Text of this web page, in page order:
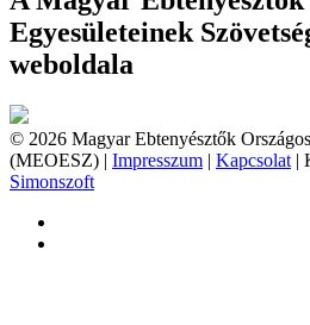
Egyesületeinek
weboldala
© 2026 Magyar Ebtenyésztők
(MEOESZ) | Impresszum | Kapcsolat |
Simonszoft